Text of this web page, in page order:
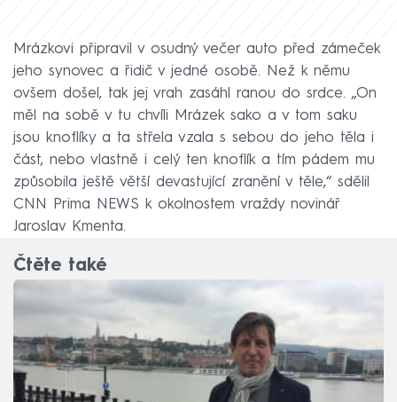
Mrázkovi připravil v osudný večer auto před zámeček
jeho synovec a řidič v jedné osobě. Než k němu
ovšem došel, tak jej vrah zasáhl ranou do srdce. „On
měl na sobě v tu chvíli Mrázek sako a v tom saku
jsou knoflíky a ta střela vzala s sebou do jeho těla i
část, nebo vlastně i celý ten knoflík a tím pádem mu
způsobila ještě větší devastující zranění v těle,“ sdělil
CNN Prima NEWS k okolnostem vraždy novinář
Jaroslav Kmenta.
Čtěte také